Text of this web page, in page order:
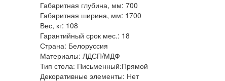
Габаритная глубина, мм: 700
Габаритная ширина, мм: 1700
Вес, кг: 108
Гарантийный срок мес.: 18
Страна: Белоруссия
Материалы: ЛДСП/МДФ
Тип стола: Письменный:Прямой
Декоративные элементы: Нет